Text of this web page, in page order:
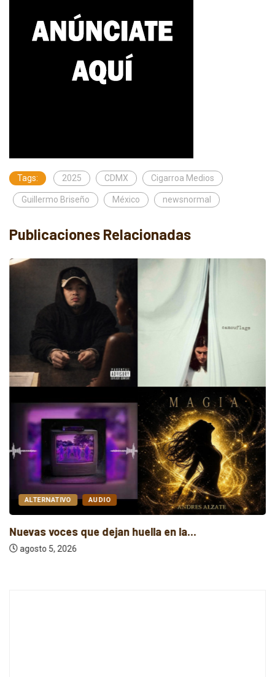
Tags: 2025 CDMX Cigarroa Medios
Guillermo Briseño México newsnormal
Publicaciones Relacionadas
ALTERNATIVO AUDIO
Nuevas voces que dejan huella en la...
agosto 5, 2026